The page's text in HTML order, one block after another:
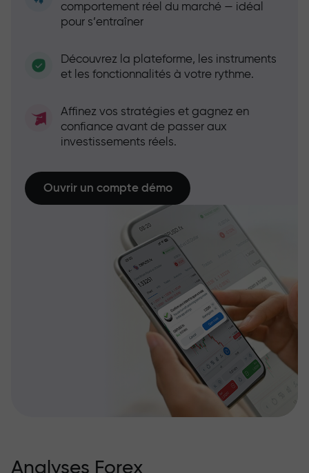
comportement réel du marché — idéal
pour s’entraîner
Découvrez la plateforme, les instruments
et les fonctionnalités à votre rythme.
Affinez vos stratégies et gagnez en
confiance avant de passer aux
investissements réels.
Ouvrir un compte démo
Analyses Forex